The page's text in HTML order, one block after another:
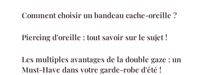
Comment choisir un bandeau cache-oreille ?
Piercing d'oreille : tout savoir sur le sujet !
Les multiples avantages de la double gaze : un
Must-Have dans votre garde-robe d'été !